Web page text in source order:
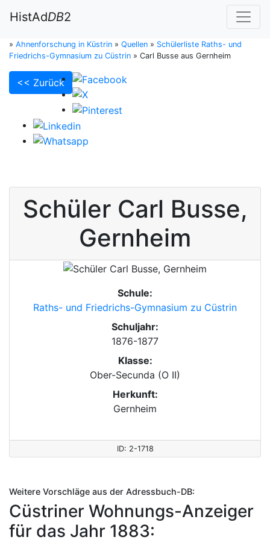
HistAdDB2
» Ahnenforschung in Küstrin » Quellen » Schülerliste Raths- und
Friedrichs-Gymnasium zu Cüstrin » Carl Busse aus Gernheim
<< Zurück
Schüler Carl Busse,
Gernheim
Schule:
Raths- und Friedrichs-Gymnasium zu Cüstrin
Schuljahr:
1876-1877
Klasse:
Ober-Secunda (O II)
Herkunft:
Gernheim
ID: 2-1718
Weitere Vorschläge aus der Adressbuch-DB:
Cüstriner Wohnungs-Anzeiger
für das Jahr 1883: